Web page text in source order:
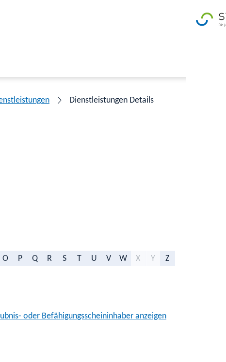
Dienstleistungen Details
O P Q R S T U V W X Y Z
oder Befähigungsscheininhaber anzeigen